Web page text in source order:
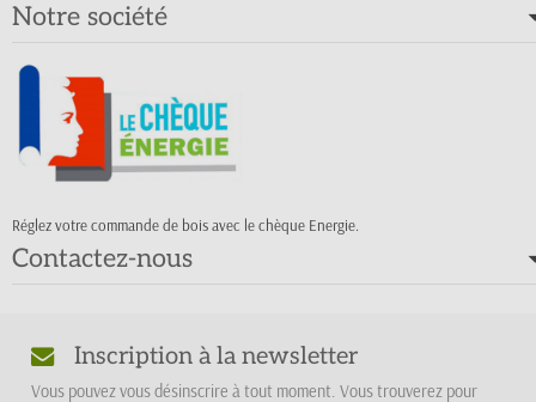
Notre société
Réglez votre commande de bois avec le chèque Energie.
Contactez-nous
Inscription à la newsletter
Vous pouvez vous désinscrire à tout moment. Vous trouverez pour